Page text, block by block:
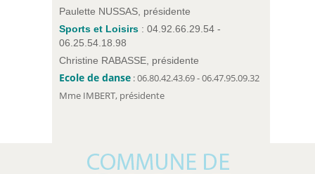
Paulette NUSSAS, présidente
Sports et Loisirs : 04.92.66.29.54 -
06.25.54.18.98
Christine RABASSE, présidente
Ecole de danse : 06.80.42.43.69 - 06.47.95.09.32
Mme IMBERT, présidente